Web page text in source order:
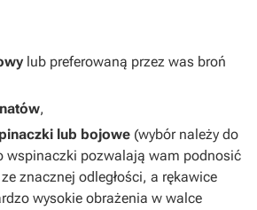
lub preferowaną przez was broń
,
lub bojowe (wybór należy do
wspinaczki pozwalają wam podnosić
znacznej odległości, a rękawice
wysokie obrażenia w walce